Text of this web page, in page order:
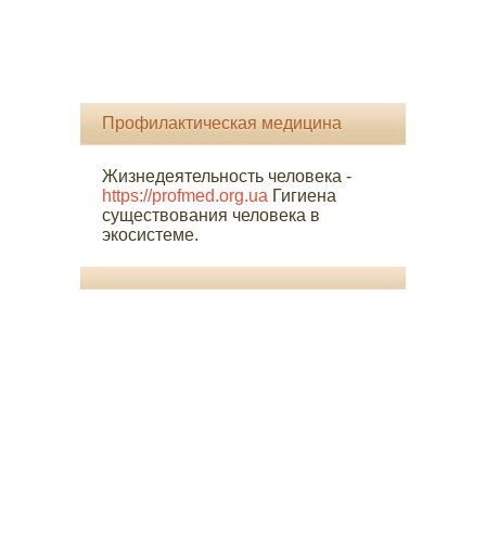
Профилактическая медицина
Жизнедеятельность человека -
https://profmed.org.ua Гигиена
существования человека в
экосистеме.